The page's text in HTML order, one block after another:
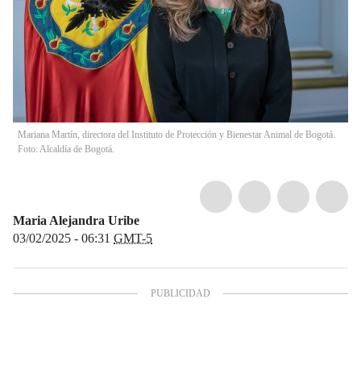
Mariana Martín, directora del Instituto de Protección y Bienestar Animal de Bogotá.
Foto: Alcaldía de Bogotá.
Maria Alejandra Uribe
03/02/2025 - 06:31 GMT-5